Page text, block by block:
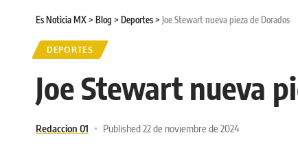
Es Noticia MX> Blog > Deportes> Joe Stewart nueva pieza de Dorados
DEPORTES
Joe Stewart nueva
Redaccion 01 Published 22 de noviembre de 2024